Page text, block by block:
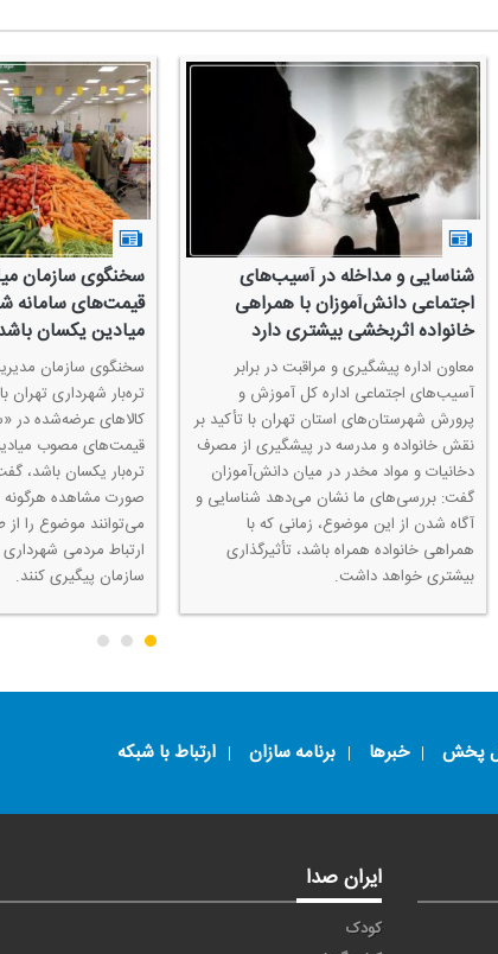
شناسایی و مداخله در آسیب‌های
اجتماعی دانش‌آموزان با همراهی
خانواده اثربخشی بیشتری دارد
معاون اداره پیشگیری و مراقبت در برابر
آسیب‌های اجتماعی اداره كل آموزش و
پرورش شهرستان‌های استان تهران با تأكید بر
نقش خانواده و مدرسه در پیشگیری از مصرف
دخانیات و مواد مخدر در میان دانش‌آموزان
گفت: بررسی‌های ما نشان می‌دهد شناسایی و
آگاه شدن از این موضوع، زمانی كه با
همراهی خانواده همراه باشد، تأثیرگذاری
بیشتری خواهد داشت.
سخنگوی سازمان
قیمت‌های سامانه
میادین یكسان
سخنگوی سازمان
تره‌بار شهرداری تهران
كالاهای عرضه‌شده در
قیمت‌های مصوب
تره‌بار یكسان باشد،
صورت مشاهده هرگونه
می‌توانند موضوع را
ارتباط مردمی
سازمان پیگیری كنند.
پخش خبرها برنامه سازان ارتباط با شبکه
ایران صدا
کودک